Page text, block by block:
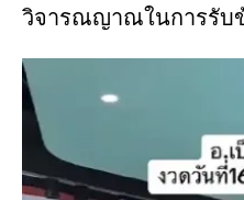
วิจารณญาณในการรับ